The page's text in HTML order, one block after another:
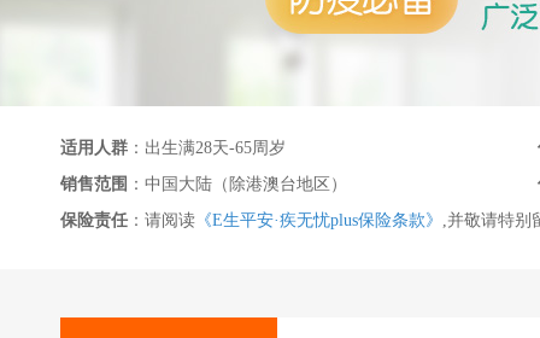
适用人群 ：出生满28天-65周岁
销售范围 ：中国大陆（除港澳台地区）
保险责任 ：请阅读 《E生平安·疾无忧plus保险条款》 ,并敬请特别